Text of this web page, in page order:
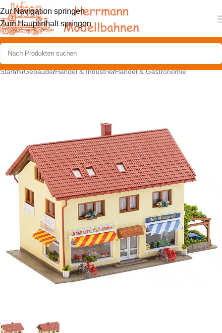
Zur Navigation springen
Zum Hauptinhalt springen
Start/N/Gebäude/Handel & Industrie/Handel & Gastronomie